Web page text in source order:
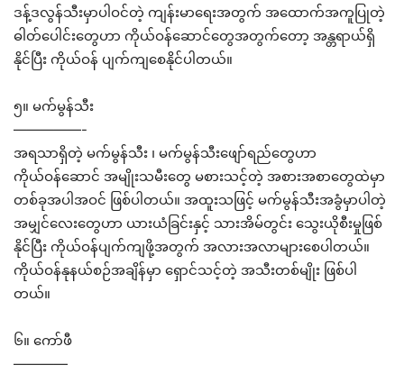
ဒန့်ဒလွန်သီးမှာပါဝင်တဲ့ ကျန်းမာရေးအတွက် အထောက်အကူပြုတဲ့
ဓါတ်ပေါင်းတွေဟာ ကိုယ်ဝန်ဆောင်တွေအတွက်တော့ အန္တရာယ်ရှိ
နိုင်ပြီး ကိုယ်ဝန် ပျက်ကျစေနိုင်ပါတယ်။
၅။ မက်မွန်သီး
—————-
အရသာရှိတဲ့ မက်မွန်သီး ၊ မက်မွန်သီးဖျော်ရည်တွေဟာ
ကိုယ်ဝန်ဆောင် အမျိုးသမီးတွေ မစားသင့်တဲ့ အစားအစာတွေထဲမှာ
တစ်ခုအပါအဝင် ဖြစ်ပါတယ်။ အထူးသဖြင့် မက်မွန်သီးအခွံမှာပါတဲ့
အမျှင်လေးတွေဟာ ယားယံခြင်းနှင့် သားအိမ်တွင်း သွေးယိုစီးမှုဖြစ်
နိုင်ပြီး ကိုယ်ဝန်ပျက်ကျဖို့အတွက် အလားအလာများစေပါတယ်။
ကိုယ်ဝန်နုနယ်စဉ်အချိန်မှာ ရှောင်သင့်တဲ့ အသီးတစ်မျိုး ဖြစ်ပါ
တယ်။
၆။ ကော်ဖီ
————